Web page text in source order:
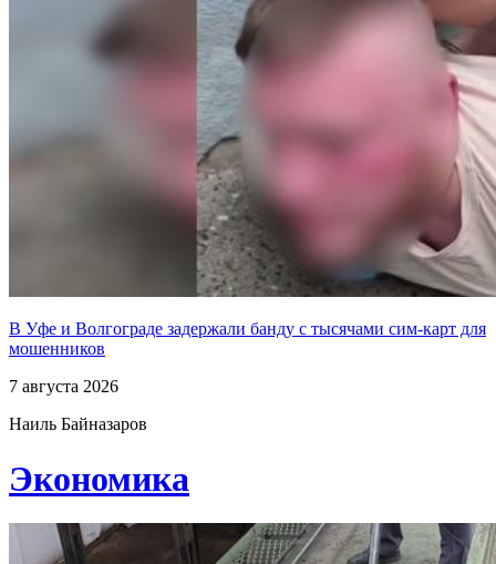
В Уфе и Волгограде задержали банду с тысячами сим-карт для
мошенников
7 августа 2026
Наиль Байназаров
Экономика